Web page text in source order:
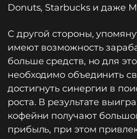
Donuts, Starbucks и даже
С другой стороны,
имеют возможность
больше средств, но для
необходимо объединить
достигнуть синергии в
роста. В результате
кофейни получают
прибыль, при этом